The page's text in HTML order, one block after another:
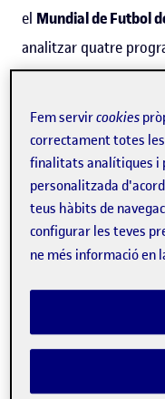
el Mundial de Futbol
analitzar quatre
periodistes aTwitch,
més, el seu paper va
intervencions
En el canal que més
havernomés una dona
, com el
Román
ressalta que els
en tots els espais i
Fem servircookies
correctament totes
finalitats analítiques i
personalitzada
teus hàbits de
configurar les teves
ne més informació en